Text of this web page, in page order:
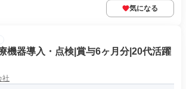
気になる
機器導入・点検|賞与6ヶ月分|20代活躍
社